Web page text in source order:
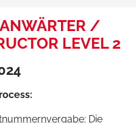
/
LEVEL 2
Die